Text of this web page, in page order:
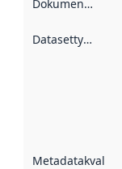
Dokumentasjon
Datasettype
Metadatakvalitet